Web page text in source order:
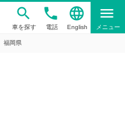
車を探す
phone
電話
language
English
menu
メニュー
福岡県